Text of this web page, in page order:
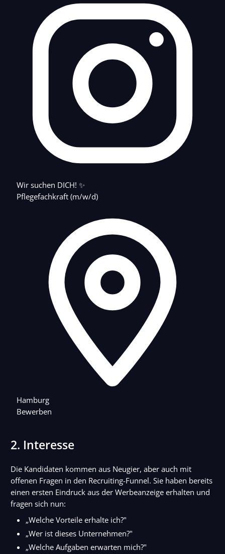
Wir suchen DICH! ✨
Pflegefachkraft (m/w/d)
Hamburg
Bewerben
2. Interesse
Die Kandidaten kommen aus Neugier, aber auch mit
offenen Fragen in den Recruiting-Funnel. Sie haben bereits
einen ersten Eindruck aus der Werbeanzeige erhalten und
fragen sich nun:
„Welche Vorteile erhalte ich?"
„Wer ist dieses Unternehmen?"
„Welche Aufgaben erwarten mich?"